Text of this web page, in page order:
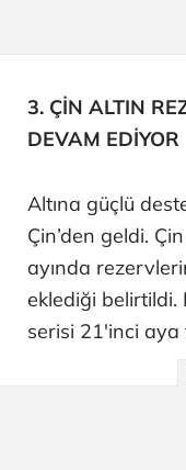
3. ÇİN ALTIN
DEVAM EDİYOR
Altına güçlü
Çin’den geldi.
ayında
eklediği belirtildi.
serisi 21'inci aya